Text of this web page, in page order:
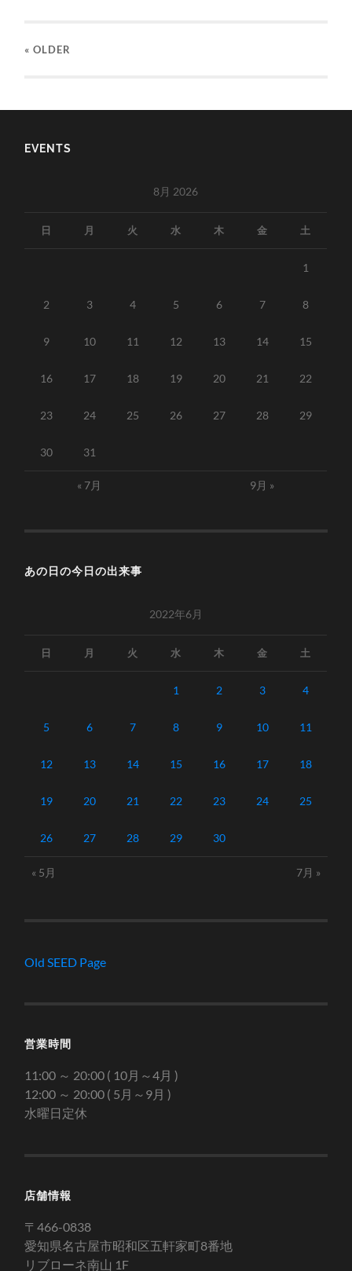
« OLDER
EVENTS
8月 2026
日 月 火 水 木 金 土
1
2 3 4 5 6 7 8
9 10 11 12 13 14 15
16 17 18 19 20 21 22
23 24 25 26 27 28 29
30 31
« 7月 9月 »
あの日の今日の出来事
2022年6月
日 月 火 水 木 金 土
1 2 3 4
5 6 7 8 9 10 11
12 13 14 15 16 17 18
19 20 21 22 23 24 25
26 27 28 29 30
« 5月 7月 »
Old SEED Page
営業時間
11:00 ～ 20:00 ( 10月～4月 )
12:00 ～ 20:00 ( 5月～9月 )
水曜日定休
店舗情報
〒466-0838
愛知県名古屋市昭和区五軒家町8番地
リブローネ南山 1F